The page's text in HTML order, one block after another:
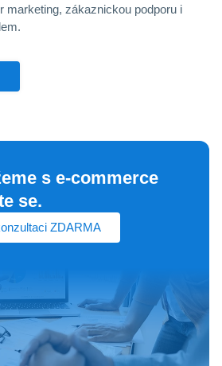
marketing, zákaznickou podporu i
s e‑commerce
se.
ZDARMA